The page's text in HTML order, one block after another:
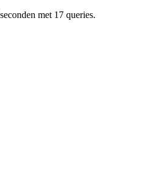
met 17 queries.